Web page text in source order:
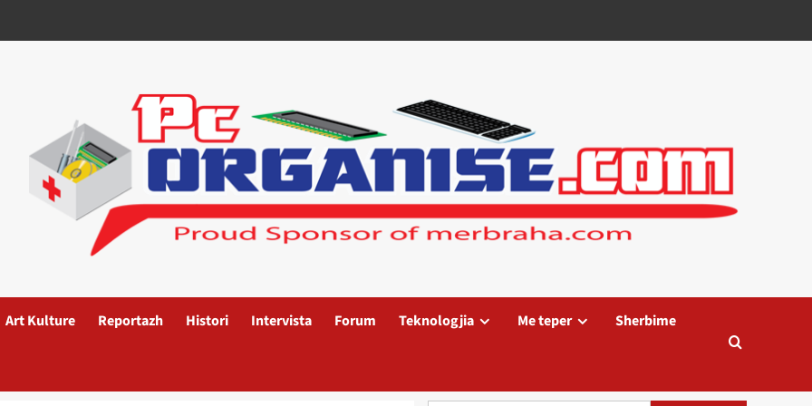
Art Kulture Reportazh Histori Intervista Forum Teknologjia Me teper Sherbime